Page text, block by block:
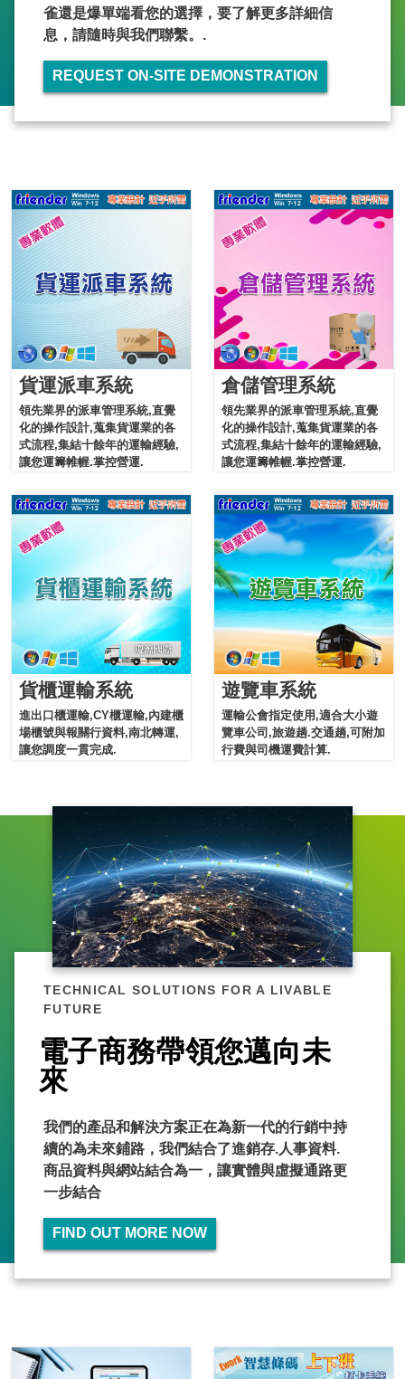
雀還是爆單端看您的選擇，要了解更多詳細信
息，請隨時與我們聯繫。.
REQUEST ON-SITE DEMONSTRATION
貨運派車系統
領先業界的派車管理系統,直覺
化的操作設計,蒐集貨運業的各
式流程,集結十餘年的運輸經驗,
讓您運籌帷幄.掌控營運.
倉儲管理系統
領先業界的派車管理系統,直覺
化的操作設計,蒐集貨運業的各
式流程,集結十餘年的運輸經驗,
讓您運籌帷幄.掌控營運.
貨櫃運輸系統
進出口櫃運輸,CY櫃運輸,內建櫃
場櫃號與報關行資料,南北轉運,
讓您調度一貫完成.
遊覽車系統
運輸公會指定使用,適合大小遊
覽車公司,旅遊趟.交通趟,可附加
行費與司機運費計算.
TECHNICAL SOLUTIONS FOR A LIVABLE
FUTURE
電子商務帶領您邁向未
來
我們的產品和解決方案正在為新一代的行銷中持
續的為未來鋪路，我們結合了進銷存.人事資料.
商品資料與網站結合為一，讓實體與虛擬通路更
一步結合
FIND OUT MORE NOW